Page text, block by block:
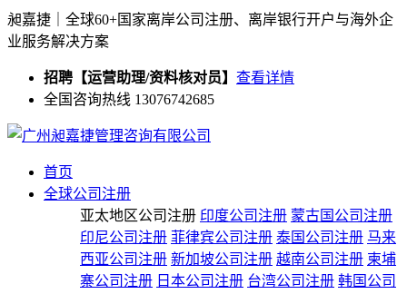
昶嘉捷｜全球60+国家离岸公司注册、离岸银行开户与海外企
业服务解决方案
招聘【运营助理/资料核对员】 查看详情
全国咨询热线 13076742685
首页
全球公司注册
亚太地区公司注册 印度公司注册 蒙古国公司注册
印尼公司注册 菲律宾公司注册 泰国公司注册 马来
西亚公司注册 新加坡公司注册 越南公司注册 柬埔
寨公司注册 日本公司注册 台湾公司注册 韩国公司